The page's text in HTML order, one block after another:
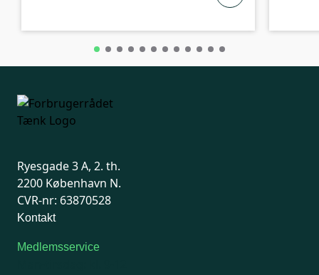
Ryesgade 3 A, 2. th.
2200 København N.
CVR-nr: 63870528
Kontakt
Medlemsservice